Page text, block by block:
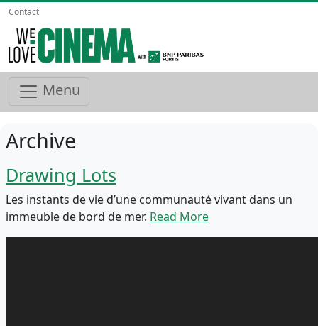
Contact
Menu
Archive
Drawing Lots
Les instants de vie d’une communauté vivant dans un
immeuble de bord de mer. Read More